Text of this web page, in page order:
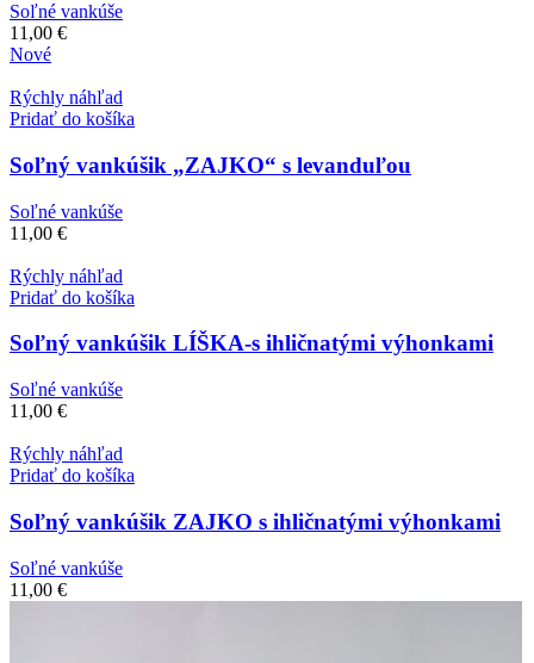
Soľné vankúše
11,00 €
Nové
Rýchly náhľad
Pridať do košíka
Soľný vankúšik „ZAJKO“ s levanduľou
Soľné vankúše
11,00 €
Rýchly náhľad
Pridať do košíka
Soľný vankúšik LÍŠKA-s ihličnatými výhonkami
Soľné vankúše
11,00 €
Rýchly náhľad
Pridať do košíka
Soľný vankúšik ZAJKO s ihličnatými výhonkami
Soľné vankúše
11,00 €